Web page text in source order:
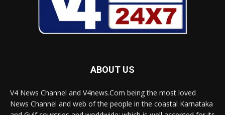
ABOUT US
V4 News Channel and V4news.Com being the most loved
News Channel and web of the people in the coastal Karnataka